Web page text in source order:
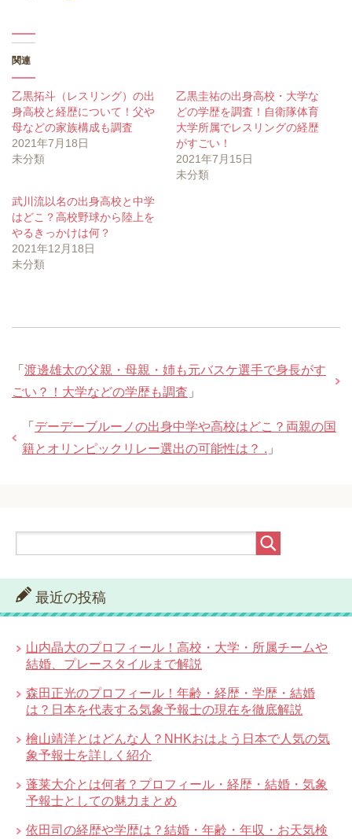
関連
乙黒拓斗（レスリング）の出
身高校と経歴について！父や
母などの家族構成も調査
2021年7月18日
未分類
乙黒圭祐の出身高校・大学な
どの学歴を調査！自衛隊体育
大学所属でレスリングの経歴
がすごい！
2021年7月15日
未分類
武川流以名の出身高校と中学
はどこ？高校野球から陸上を
やるきっかけは何？
2021年12月18日
未分類
「 渡邊雄太の父親・母親・姉も元バスケ選手で身長がす
ごい？！大学などの学歴も調査 」
「 デーデーブルーノの出身中学や高校はどこ？両親の国
籍とオリンピックリレー選出の可能性は？ . 」
最近の投稿
山内晶大のプロフィール！高校・大学・所属チームや
結婚、プレースタイルまで解説
森田正光のプロフィール！年齢・経歴・学歴・結婚
は？日本を代表する気象予報士の現在を徹底解説
檜山靖洋とはどんな人？NHKおはよう日本で人気の気
象予報士を詳しく紹介
蓬莱大介とは何者？プロフィール・経歴・結婚・気象
予報士としての魅力まとめ
依田司の経歴や学歴は？結婚・年齢・年収・お天気検